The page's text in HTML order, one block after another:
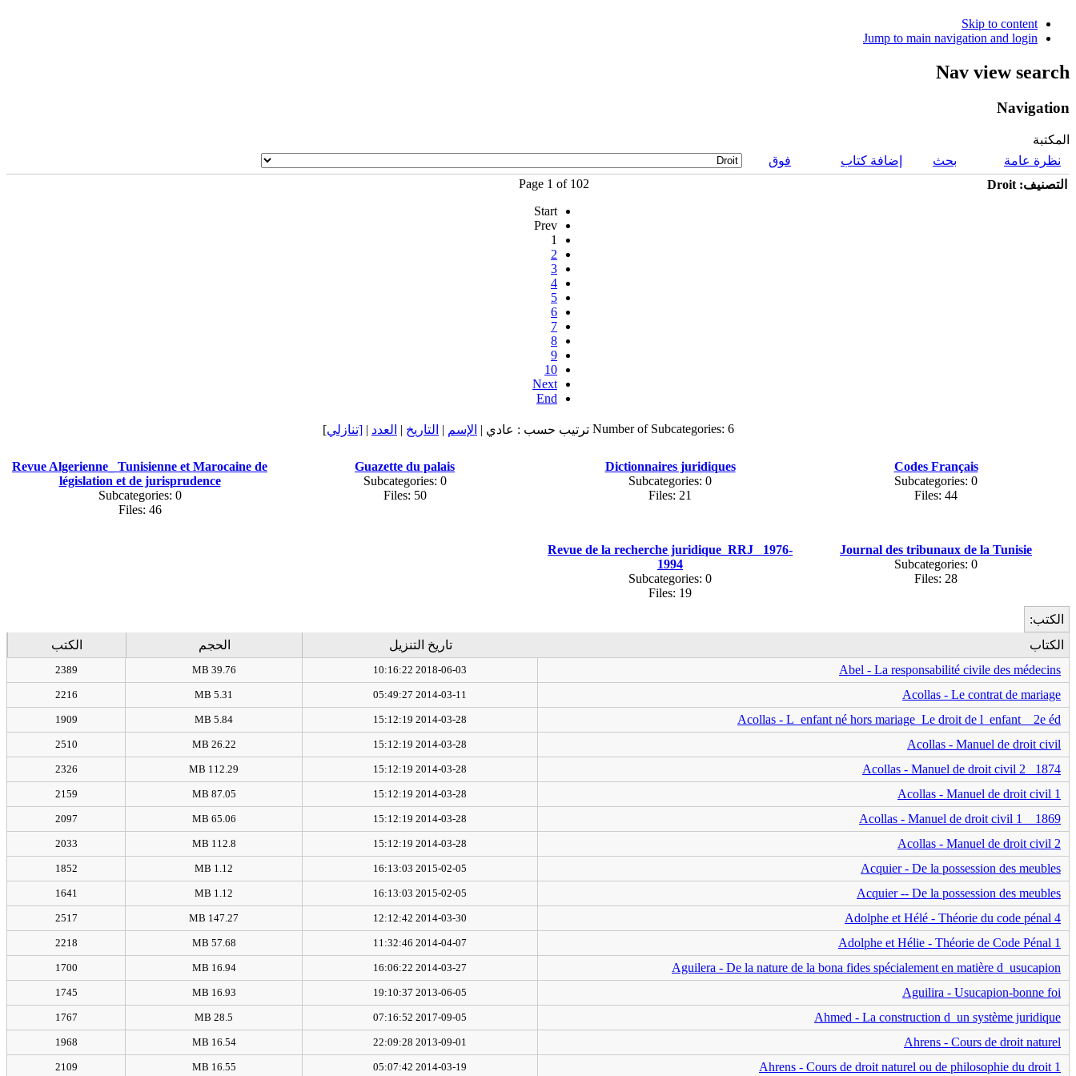
Skip to content
Jump to main navigation and login
Nav view search
Navigation
المكتبة
نظرة عامة
بحث إضافة كتاب
فوق
التصنيف: Droit
Page 1 of 102
Start
Prev
1
2
3
4
5
6
7
8
9
10
Next
End
Number of Subcategories: 6 ترتيب حسب : عادي | الإسم | التاريخ | العدد | [تنازلي]
Codes Français
Subcategories: 0
Files: 44
Dictionnaires juridiques
Subcategories: 0
Files: 21
Guazette du palais
Subcategories: 0
Files: 50
Revue Algerienne_ Tunisienne et Marocaine de
législation et de jurisprudence
Subcategories: 0
Files: 46
Journal des tribunaux de la Tunisie
Subcategories: 0
Files: 28
Revue de la recherche juridique_RRJ_ 1976-
1994
Subcategories: 0
Files: 19
الكتب:
الكتاب
تاريخ التنزيل الحجم
الكتب
Abel - La responsabilité civile des médecins
2018-06-03 10:16:22
39.76 MB
2389
Acollas - Le contrat de mariage
2014-03-11 05:49:27
5.31 MB
2216
Acollas - L_enfant né hors mariage_Le droit de l_enfant _ 2e éd
2014-03-28 15:12:19
5.84 MB
1909
Acollas - Manuel de droit civil
2014-03-28 15:12:19
26.22 MB
2510
Acollas - Manuel de droit civil 2_ 1874
2014-03-28 15:12:19
112.29 MB
2326
Acollas - Manuel de droit civil 1
2014-03-28 15:12:19
87.05 MB
2159
Acollas - Manuel de droit civil 1 _ 1869
2014-03-28 15:12:19
65.06 MB
2097
Acollas - Manuel de droit civil 2
2014-03-28 15:12:19
112.8 MB
2033
Acquier - De la possession des meubles
2015-02-05 16:13:03
1.12 MB
1852
Acquier -- De la possession des meubles
2015-02-05 16:13:03
1.12 MB
1641
Adolphe et Hélé - Théorie du code pénal 4
2014-03-30 12:12:42
147.27 MB
2517
Adolphe et Hélie - Théorie de Code Pénal 1
2014-04-07 11:32:46
57.68 MB
2218
Aguilera - De la nature de la bona fides spécialement en matière d_usucapion
2014-03-27 16:06:22
16.94 MB
1700
Aguilira - Usucapion-bonne foi
2013-06-05 19:10:37
16.93 MB
1745
Ahmed - La construction d_un système juridique
2017-09-05 07:16:52
28.5 MB
1767
Ahrens - Cours de droit naturel
2013-09-01 22:09:28
16.54 MB
1968
Ahrens - Cours de droit naturel ou de philosophie du droit 1
2014-03-19 05:07:42
16.55 MB
2109